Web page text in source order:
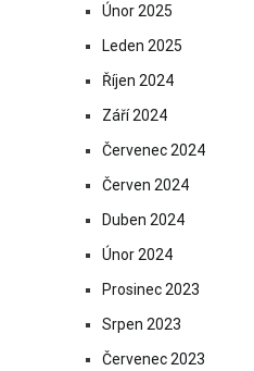
Únor 2025
Leden 2025
Říjen 2024
Září 2024
Červenec 2024
Červen 2024
Duben 2024
Únor 2024
Prosinec 2023
Srpen 2023
Červenec 2023